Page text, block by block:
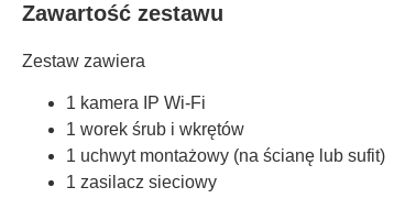
Zawartość zestawu
Zestaw zawiera
1 kamera IP Wi-Fi
1 worek śrub i wkrętów
1 uchwyt montażowy (na ścianę lub sufit)
1 zasilacz sieciowy